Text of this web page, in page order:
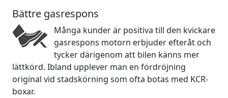
Bättre gasrespons
Många kunder är positiva till den kvickare
gasrespons motorn erbjuder efteråt och
tycker därigenom att bilen känns mer
lättkörd. Ibland upplever man en fördröjning
original vid stadskörning som ofta botas med KCR-
boxar.